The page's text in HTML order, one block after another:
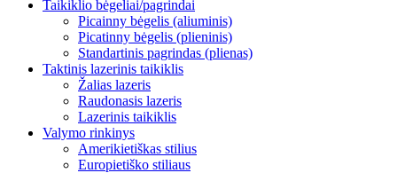
Taikiklio bėgeliai/pagrindai
Picainny bėgelis (aliuminis)
Picatinny bėgelis (plieninis)
Standartinis pagrindas (plienas)
Taktinis lazerinis taikiklis
Žalias lazeris
Raudonasis lazeris
Lazerinis taikiklis
Valymo rinkinys
Amerikietiškas stilius
Europietiško stiliaus